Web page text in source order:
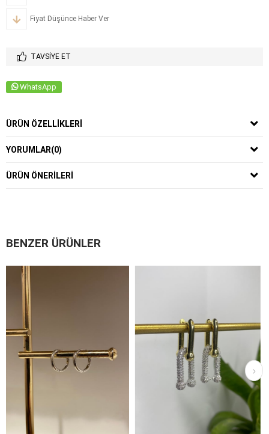
Fiyat Düşünce Haber Ver
TAVSIYE ET
WhatsApp
ÜRÜN ÖZELLIKLERI
YORUMLAR(0)
ÜRÜN ÖNERILERI
BENZER ÜRÜNLER